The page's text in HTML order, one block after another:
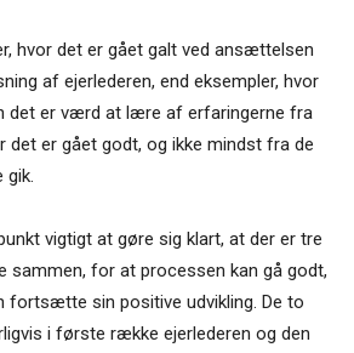
hvor det er gået galt ved ansættelsen
af ejerlederen, end eksempler, hvor
det er værd at lære af erfaringerne fra
det er gået godt, og ikke mindst fra de
gik.
vigtigt at gøre sig klart, at der er tre
sammen, for at processen kan gå godt,
fortsætte sin positive udvikling. De to
i første række ejerlederen og den